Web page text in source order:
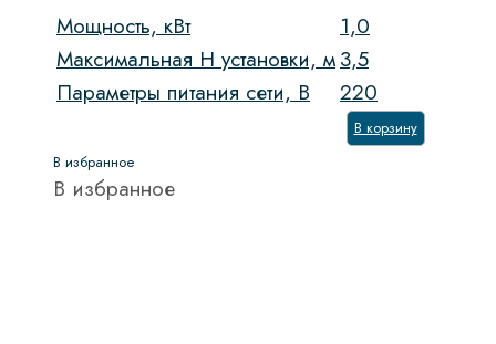
Мощность, кВт
1,0
Максимальная H установки, м3,5
Параметры питания сети, В
220
В корзину
В избранное
В избранное